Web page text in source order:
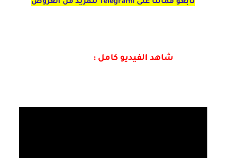
تابعو قماتنا على Telegraml للمزيد من العروض
شاهد الفيديو كامل :